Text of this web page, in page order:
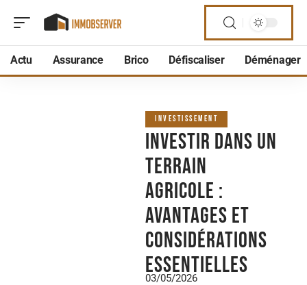
Actu Assurance Brico Défiscaliser Déménager
INVESTISSEMENT
Investir dans un
terrain
agricole :
avantages et
considérations
essentielles
03/05/2026